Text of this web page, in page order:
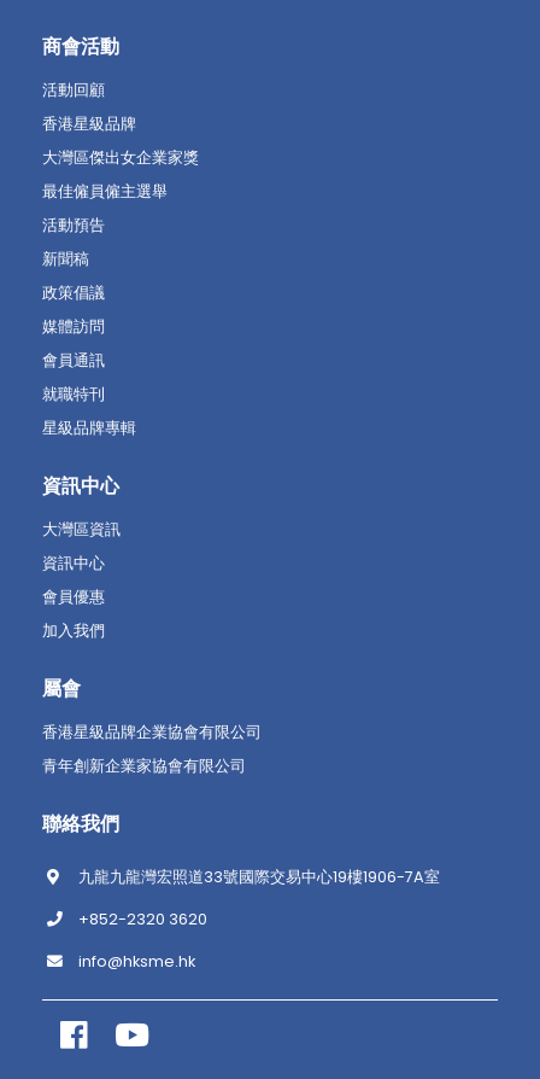
商會活動
活動回顧
香港星級品牌
大灣區傑出女企業家獎
最佳僱員僱主選舉
活動預告
新聞稿
政策倡議
媒體訪問
會員通訊
就職特刊
星級品牌專輯
資訊中心
大灣區資訊
資訊中心
會員優惠
加入我們
屬會
香港星級品牌企業協會有限公司
青年創新企業家協會有限公司
聯絡我們
九龍九龍灣宏照道33號國際交易中心19樓1906-7A室
+852-2320 3620
info@hksme.hk